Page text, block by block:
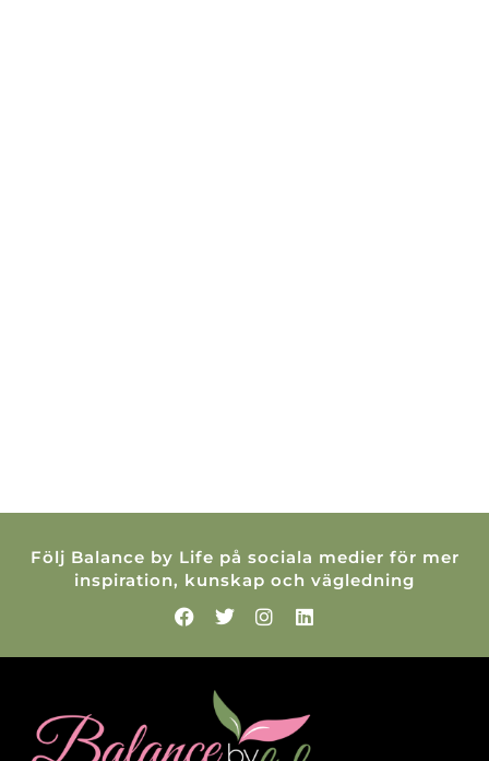
Följ Balance by Life på sociala medier för mer
inspiration, kunskap och vägledning